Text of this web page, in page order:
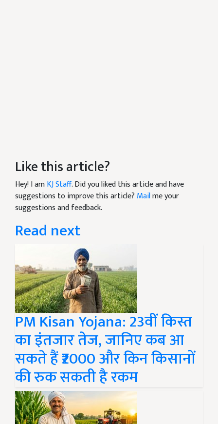
Like this article?
Hey! I amKJ Staff. Did you liked this article and have
suggestions to improve this article? Mailme your
suggestions and feedback.
Read next
PM Kisan Yojana: 23वीं किस्त
का इंतजार तेज, जानिए कब आ
सकते हैं ₹2000 और किन किसानों
की रुक सकती है रकम